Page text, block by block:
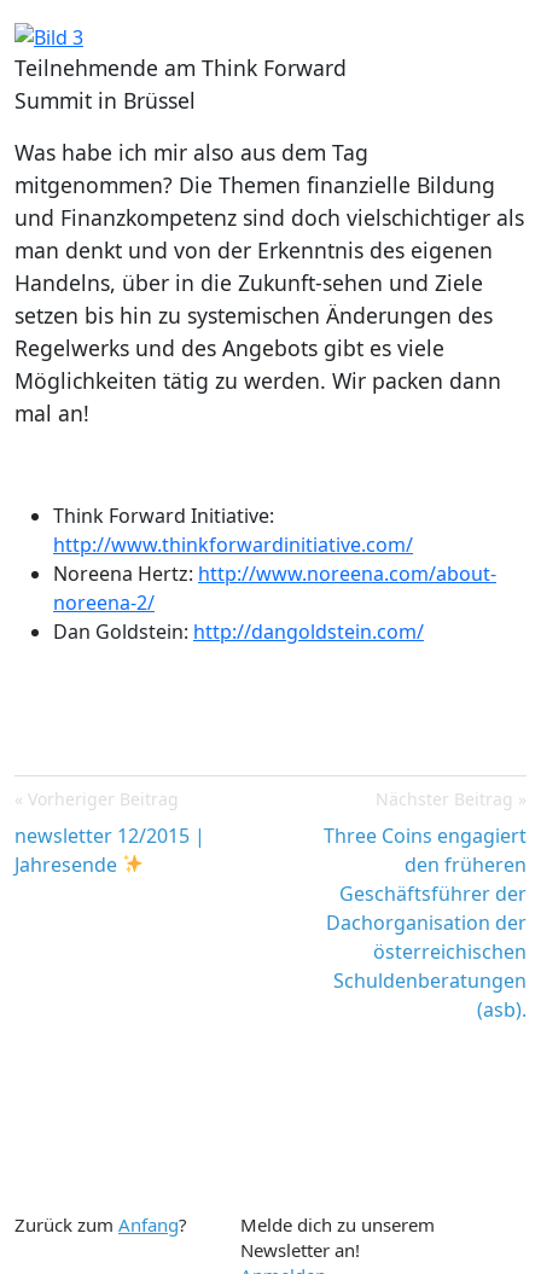
Teilnehmende am Think Forward
Summit in Brüssel
Was habe ich mir also aus dem Tag
mitgenommen? Die Themen finanzielle Bildung
und Finanzkompetenz sind doch vielschichtiger als
man denkt und von der Erkenntnis des eigenen
Handelns, über in die Zukunft-sehen und Ziele
setzen bis hin zu systemischen Änderungen des
Regelwerks und des Angebots gibt es viele
Möglichkeiten tätig zu werden. Wir packen dann
mal an!
Think Forward Initiative:
http://www.thinkforwardinitiative.com/
Noreena Hertz: http://www.noreena.com/about-
noreena-2/
Dan Goldstein: http://dangoldstein.com/
Post
navigation
Vorheriger Beitrag
newsletter 12/2015 |
Jahresende
Nächster Beitrag
Three Coins engagiert
den früheren
Geschäftsführer der
Dachorganisation der
österreichischen
Schuldenberatungen
(asb).
Zurück zum Anfang?
Melde dich zu unserem
Newsletter an!